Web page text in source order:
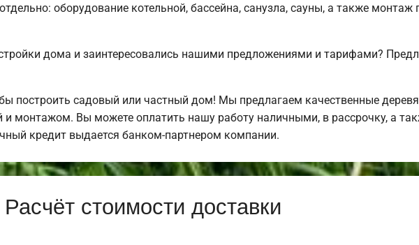
оборудование котельной, бассейна, санузла, сауны, а также монтаж
дома и заинтересовались нашими предложениями и тарифами?
построить садовый или частный дом! Мы предлагаем качественные
и монтажом. Вы можете оплатить нашу работу наличными, в рассрочку, а
кредит выдается банком-партнером компании.
Расчёт стоимости доставки